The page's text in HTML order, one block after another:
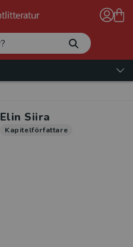
Elin Siira
Kapitelförfattare